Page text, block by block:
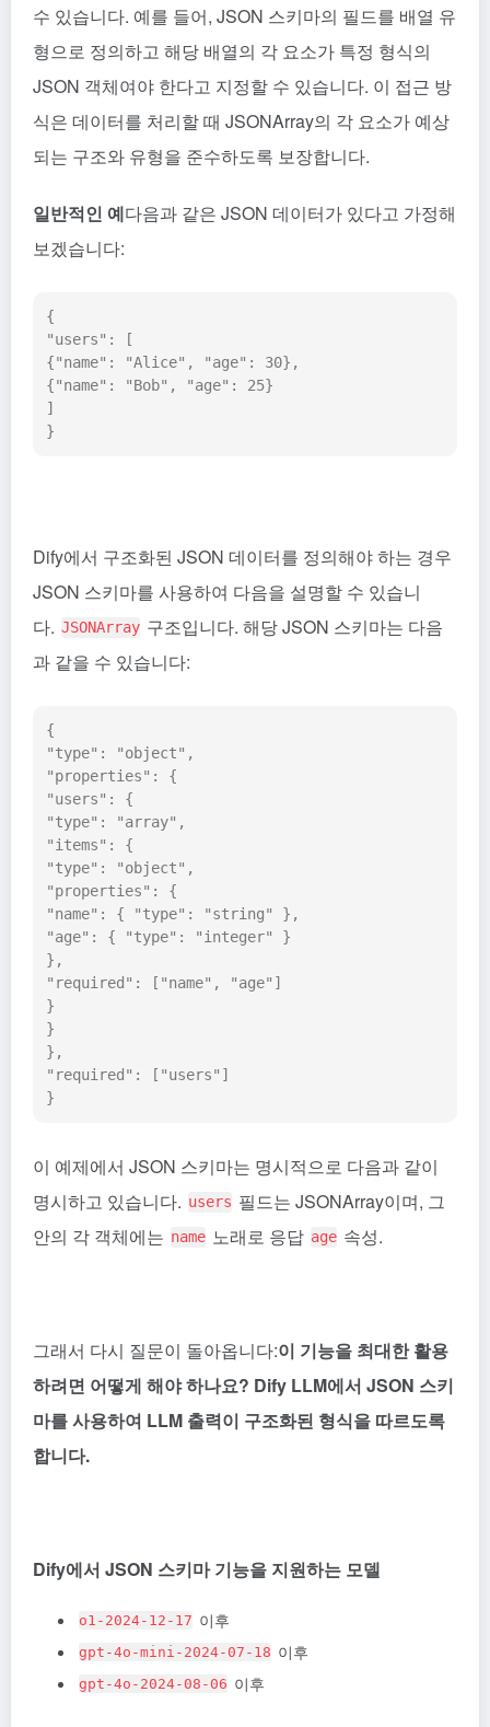
수 있습니다. 예를 들어, JSON 스키마의 필드를 배열 유
형으로 정의하고 해당 배열의 각 요소가 특정 형식의
JSON 객체여야 한다고 지정할 수 있습니다. 이 접근 방
식은 데이터를 처리할 때 JSONArray의 각 요소가 예상
되는 구조와 유형을 준수하도록 보장합니다.
일반적인 예다음과 같은 JSON 데이터가 있다고 가정해
보겠습니다:
{
"users": [
{"name": "Alice", "age": 30},
{"name": "Bob", "age": 25}
]
}
Dify에서 구조화된 JSON 데이터를 정의해야 하는 경우
JSON 스키마를 사용하여 다음을 설명할 수 있습니
다. JSONArray 구조입니다. 해당 JSON 스키마는 다음
과 같을 수 있습니다:
{
"type": "object",
"properties": {
"users": {
"type": "array",
"items": {
"type": "object",
"properties": {
"name": { "type": "string" },
"age": { "type": "integer" }
},
"required": ["name", "age"]
}
}
},
"required": ["users"]
}
이 예제에서 JSON 스키마는 명시적으로 다음과 같이
명시하고 있습니다. users 필드는 JSONArray이며, 그
안의 각 객체에는 name 노래로 응답 age 속성.
그래서 다시 질문이 돌아옵니다:이 기능을 최대한 활용
하려면 어떻게 해야 하나요? Dify LLM에서 JSON 스키
마를 사용하여 LLM 출력이 구조화된 형식을 따르도록
합니다.
Dify에서 JSON 스키마 기능을 지원하는 모델
o1-2024-12-17 이후
gpt-4o-mini-2024-07-18 이후
gpt-4o-2024-08-06 이후